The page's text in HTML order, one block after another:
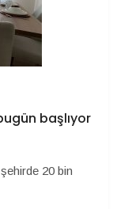
başlıyor
20 bin